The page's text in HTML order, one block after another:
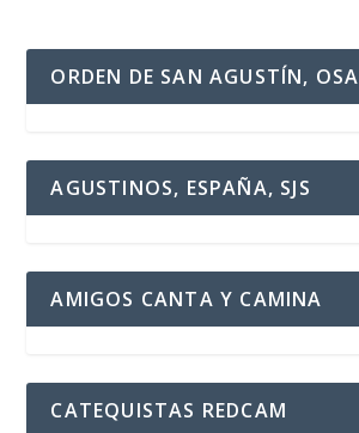
ORDEN DE SAN AGUSTÍN, OSA
AGUSTINOS, ESPAÑA, SJS
AMIGOS CANTA Y CAMINA
CATEQUISTAS REDCAM